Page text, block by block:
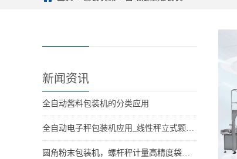
新闻资讯
全自动酱料包装机的分类应用
全自动电子秤包装机应用_线性秤立式颗粒分装设备适用行业
圆角粉末包装机，螺杆秤计量高精度袋型更美观